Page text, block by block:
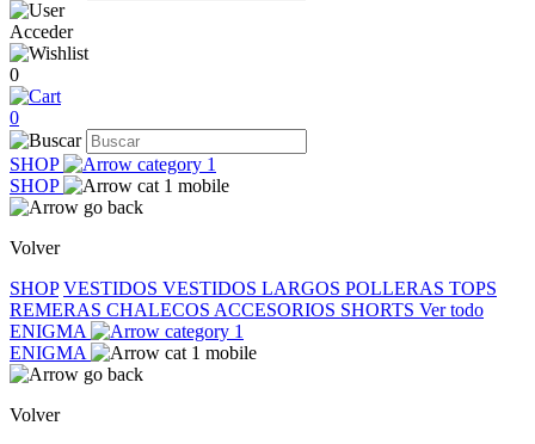
Acceder
0
0
SHOP
SHOP
Volver
SHOP VESTIDOS VESTIDOS LARGOS POLLERAS TOPS
REMERAS CHALECOS ACCESORIOS SHORTS Ver todo
ENIGMA
ENIGMA
Volver